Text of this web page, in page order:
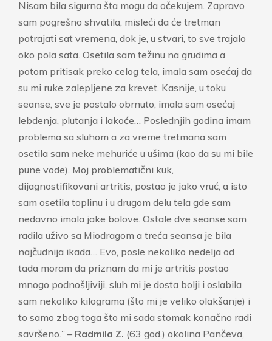
Nisam bila sigurna šta mogu da očekujem. Zapravo
sam pogrešno shvatila, misleći da će tretman
potrajati sat vremena, dok je, u stvari, to sve trajalo
oko pola sata. Osetila sam težinu na grudima a
potom pritisak preko celog tela, imala sam osećaj da
su mi ruke zalepljene za krevet. Kasnije, u toku
seanse, sve je postalo obrnuto, imala sam osećaj
lebdenja, plutanja i lakoće… Poslednjih godina imam
problema sa sluhom a za vreme tretmana sam
osetila sam neke mehuriće u ušima (kao da su mi bile
pune vode). Moj problematični kuk,
dijagnostifikovani artritis, postao je jako vruć, a isto
sam osetila toplinu i u drugom delu tela gde sam
nedavno imala jake bolove. Ostale dve seanse sam
radila uživo sa Miodragom a treća seansa je bila
najčudnija ikada… Evo, posle nekoliko nedelja od
tada moram da priznam da mi je artritis postao
mnogo podnošljiviji, sluh mi je dosta bolji i oslabila
sam nekoliko kilograma (što mi je veliko olakšanje) i
to samo zbog toga što mi sada stomak konačno radi
savršeno.” – Radmila Z. (63 god.) okolina Pančeva,